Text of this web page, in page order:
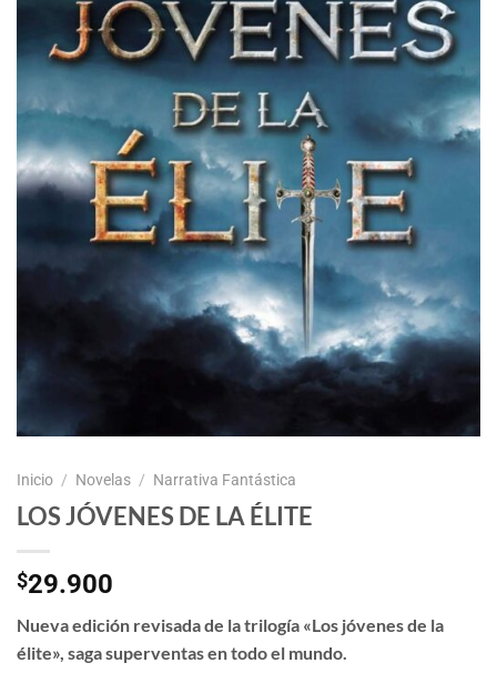
Inicio / Novelas / Narrativa Fantástica
LOS JÓVENES DE LA ÉLITE
$29.900
Nueva edición revisada de la trilogía «Los jóvenes de la
élite», saga superventas en todo el mundo.